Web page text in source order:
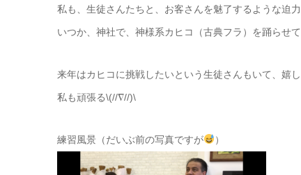
私も、生徒さんたちと、お客さんを魅了するような迫
いつか、神社で、神様系カヒコ（古典フラ）を踊らせ
来年はカヒコに挑戦したいという生徒さんもいて、嬉
私も頑張る\(//∇//)\
練習風景（だいぶ前の写真ですが ）